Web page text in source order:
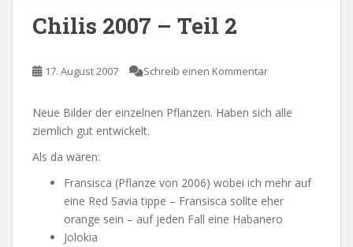
Chilis 2007 – Teil 2
17. August 2007 Schreib einen Kommentar
Neue Bilder der einzelnen Pflanzen. Haben sich alle
ziemlich gut entwickelt.
Als da wären:
Fransisca (Pflanze von 2006) wobei ich mehr auf
eine Red Savia tippe – Fransisca sollte eher
orange sein – auf jeden Fall eine Habanero
Jolokia